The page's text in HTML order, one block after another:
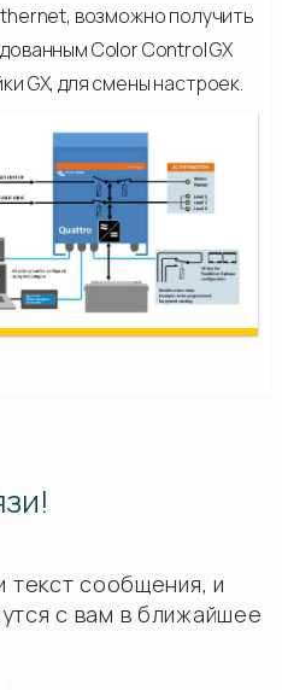
возможно получить
Color Control GX
GX, для смены настроек.
текст сообщения, и
с вам в ближайшее